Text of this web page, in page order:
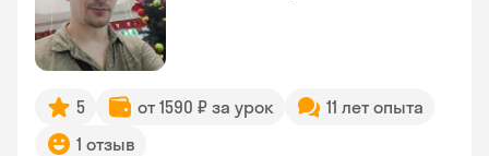
5 от 1590 ₽ за урок
11 лет опыта
1 отзыв